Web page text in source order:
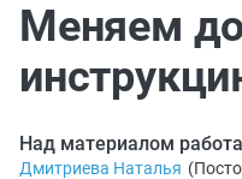
#новости
Меняем
Над материалом
Дмитриева Наталья (